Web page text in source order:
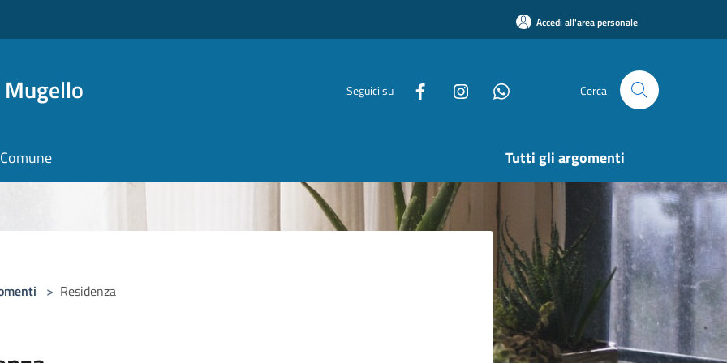
Accedi all'area personale
Seguici su Cerca
Tutti gli argomenti
> Residenza